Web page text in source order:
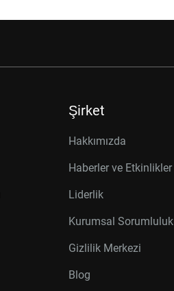
Şirket
Hakkımızda
Haberler ve Etkinlikler
Liderlik
Kurumsal Sorumluluk
Gizlilik Merkezi
Blog